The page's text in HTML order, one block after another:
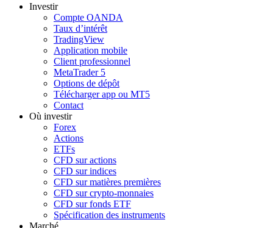
Investir
Compte OANDA
Taux d’intérêt
TradingView
Application mobile
Client professionnel
MetaTrader 5
Options de dépôt
Télécharger app ou MT5
Contact
Où investir
Forex
Actions
ETFs
CFD sur actions
CFD sur indices
CFD sur matières premières
CFD sur crypto-monnaies
CFD sur fonds ETF
Spécification des instruments
Marché